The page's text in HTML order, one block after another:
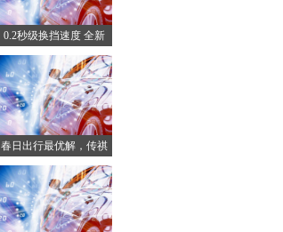
0.2秒级换挡速度 全新
春日出行最优解，传祺
GS